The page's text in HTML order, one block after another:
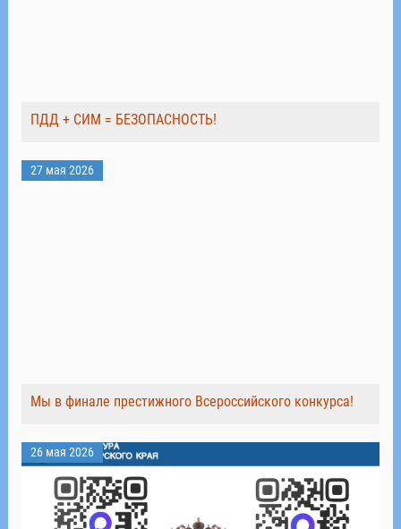
ПДД + СИМ = БЕЗОПАСНОСТЬ!
27 мая 2026
Мы в финале престижного Всероссийского конкурса!
26 мая 2026